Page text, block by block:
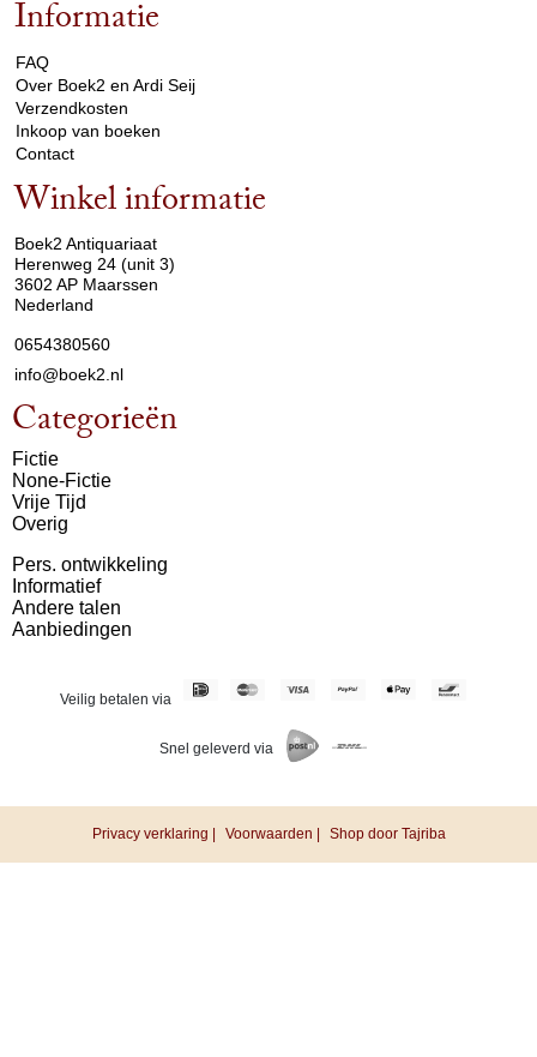
Informatie
FAQ
Over Boek2 en Ardi Seij
Verzendkosten
Inkoop van boeken
Contact
Winkel informatie
Boek2 Antiquariaat
Herenweg 24 (unit 3)
3602 AP Maarssen
Nederland
0654380560
info@boek2.nl
Categorieën
Fictie
None-Fictie
Vrije Tijd
Overig
Pers. ontwikkeling
Informatief
Andere talen
Aanbiedingen
Veilig betalen via
Snel geleverd via
Privacy verklaring | Voorwaarden | Shop door Tajriba